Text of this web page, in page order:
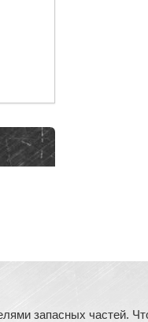
запасных частей.